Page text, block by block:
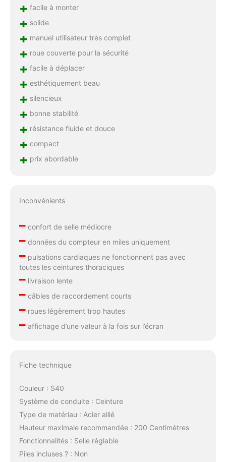
+ facile à monter
+ solide
+ manuel utilisateur très complet
+ roue couverte pour la sécurité
+ facile à déplacer
+ esthétiquement beau
+ silencieux
+ bonne stabilité
+ résistance fluide et douce
+ compact
+ prix abordable
Inconvénients
–confort de selle médiocre
–données du compteur en miles uniquement
–pulsations cardiaques ne fonctionnent pas avec
toutes les ceintures thoraciques
–livraison lente
–câbles de raccordement courts
–roues légèrement trop hautes
–affichage d’une valeur à la fois sur l’écran
Fiche technique
Couleur : S40
Système de conduite : Ceinture
Type de matériau : Acier allié
Hauteur maximale recommandée : 200 Centimètres
Fonctionnalités : Selle réglable
Piles incluses ? : Non